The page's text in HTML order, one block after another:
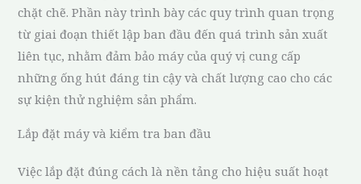
chặt chẽ. Phần này trình bày các quy trình quan trọng
từ giai đoạn thiết lập ban đầu đến quá trình sản xuất
liên tục, nhằm đảm bảo máy của quý vị cung cấp
những ống hút đáng tin cậy và chất lượng cao cho các
sự kiện thử nghiệm sản phẩm.
Lắp đặt máy và kiểm tra ban đầu
Việc lắp đặt đúng cách là nền tảng cho hiệu suất hoạt